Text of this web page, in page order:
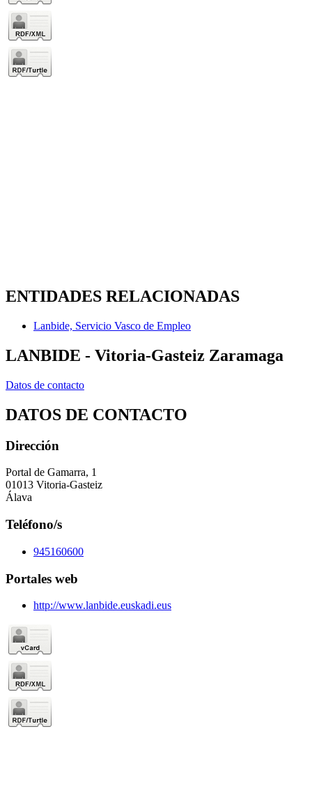
ENTIDADES RELACIONADAS
Lanbide, Servicio Vasco de Empleo
LANBIDE - Vitoria-Gasteiz Zaramaga
Datos de contacto
DATOS DE CONTACTO
Dirección
Portal de Gamarra, 1
01013 Vitoria-Gasteiz
Álava
Teléfono/s
945160600
Portales web
http://www.lanbide.euskadi.eus